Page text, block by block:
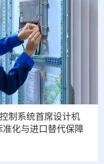
制系统首席设计机
化与进口替代保障